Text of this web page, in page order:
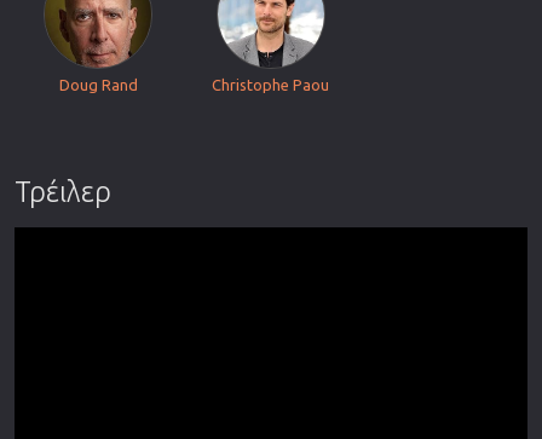
Doug Rand Christophe Paou
Τρέιλερ